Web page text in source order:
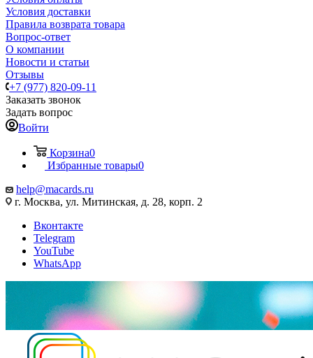
Условия доставки
Правила возврата товара
Вопрос-ответ
О компании
Новости и статьи
Отзывы
+7 (977) 820-09-11
Заказать звонок
Задать вопрос
Войти
Корзина0
Избранные товары0
help@macards.ru
г. Москва, ул. Митинская, д. 28, корп. 2
Вконтакте
Telegram
YouTube
WhatsApp